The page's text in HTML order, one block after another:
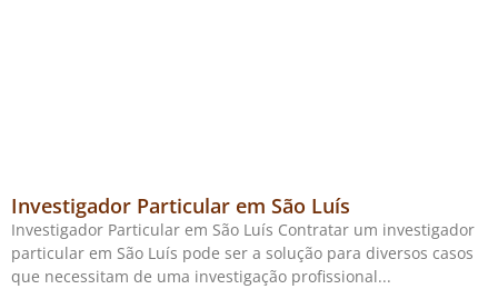
Investigador Particular em São Luís
Investigador Particular em São Luís Contratar um investigador
particular em São Luís pode ser a solução para diversos casos
que necessitam de uma investigação profissional